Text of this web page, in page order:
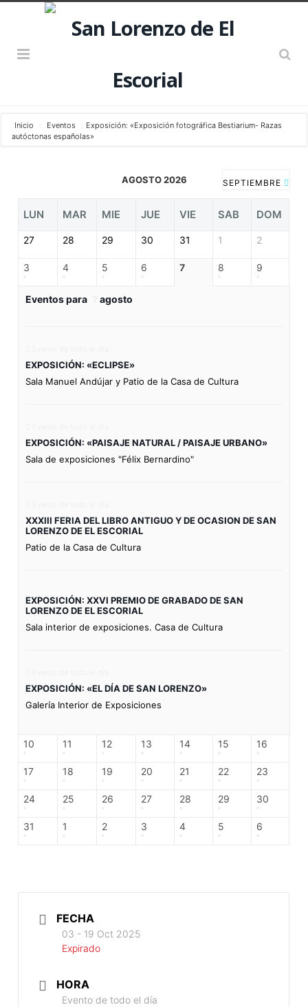
Inicio Eventos
Exposición: «Exposición fotográfica Bestiarium- Razas
autóctonas españolas»
AGOSTO 2026 SEPTIEMBRE
LUN MAR MIE JUE VIE SAB DOM
27 28 29 30 31 1 2
3 4 5 6 7 8 9
Eventos para agosto
EXPOSICIÓN: «ECLIPSE»
Sala Manuel Andújar y Patio de la Casa de Cultura
EXPOSICIÓN: «PAISAJE NATURAL / PAISAJE URBANO»
Sala de exposiciones "Félix Bernardino"
XXXIII FERIA DEL LIBRO ANTIGUO Y DE OCASION DE SAN
LORENZO DE EL ESCORIAL
Patio de la Casa de Cultura
EXPOSICIÓN: XXVI PREMIO DE GRABADO DE SAN
LORENZO DE EL ESCORIAL
Sala interior de exposiciones. Casa de Cultura
EXPOSICIÓN: «EL DÍA DE SAN LORENZO»
Galería Interior de Exposiciones
10 11 12 13 14 15 16
17 18 19 20 21 22 23
24 25 26 27 28 29 30
31 1 2 3 4 5 6
FECHA
03 - 19 Oct 2025
Expirado
HORA
Evento de todo el día